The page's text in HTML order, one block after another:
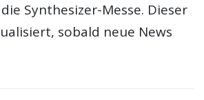
Synthesizer-Messe. Dieser
sobald neue News